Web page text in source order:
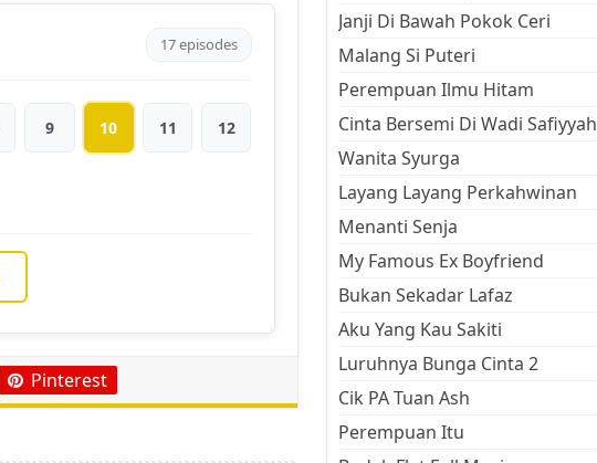
17 episodes
9 10 11 12
Pinterest
Janji Di Bawah Pokok Ceri
Malang Si Puteri
Perempuan Ilmu Hitam
Cinta Bersemi Di Wadi Safiyyah
Wanita Syurga
Layang Layang Perkahwinan
Menanti Senja
My Famous Ex Boyfriend
Bukan Sekadar Lafaz
Aku Yang Kau Sakiti
Luruhnya Bunga Cinta 2
Cik PA Tuan Ash
Perempuan Itu